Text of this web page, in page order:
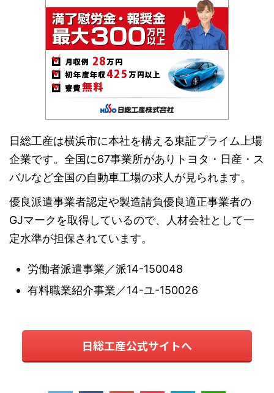
日総工産は横浜市に本社を構える東証プライム上場
企業です。全国に67事業所がありトヨタ・日産・ス
バルなど全国の自動車工場の求人が見られます。
優良派遣事業者認定や製造請負優良適正事業者の
GJマークを取得しているので、人材会社として一
定水準が担保されています。
労働者派遣事業／派14-150048
有料職業紹介事業／14-ユ-150026
日総工産公式サイトへ